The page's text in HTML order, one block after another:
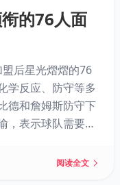
的76人面
盟后星光熠熠的76
学反应、防守等多
德和詹姆斯防守下
，表示球队需要所
阅读全文